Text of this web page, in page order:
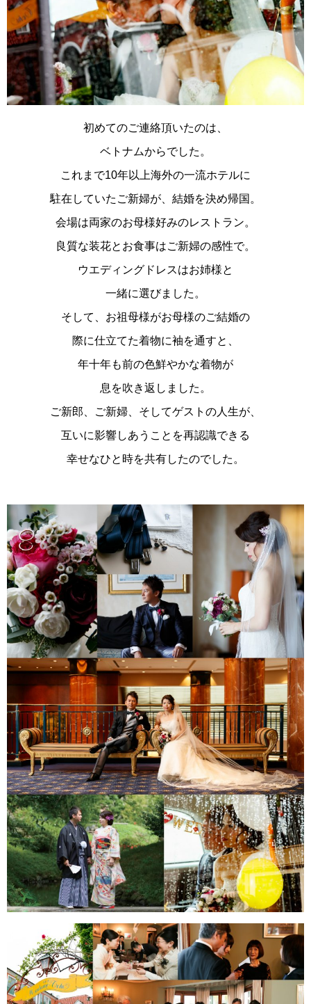
初めてのご連絡頂いたのは、
ベトナムからでした。
これまで10年以上海外の一流ホテルに
駐在していたご新婦が、結婚を決め帰国。
会場は両家のお母様好みのレストラン。
良質な装花とお食事はご新婦の感性で。
ウエディングドレスはお姉様と
一緒に選びました。
そして、お祖母様がお母様のご結婚の
際に仕立てた着物に袖を通すと、
年十年も前の色鮮やかな着物が
息を吹き返しました。
ご新郎、ご新婦、そしてゲストの人生が、
互いに影響しあうことを再認識できる
幸せなひと時を共有したのでした。